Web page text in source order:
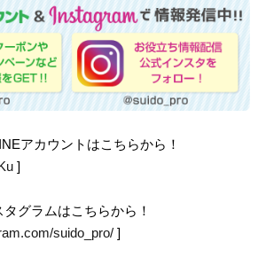
アカウントはこちらから！
]
グラムはこちらから！
suido_pro/ ]